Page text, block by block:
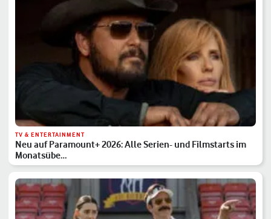
TV & ENTERTAINMENT
Neu auf Paramount+ 2026: Alle Serien- und Filmstarts im
Monatsübe…